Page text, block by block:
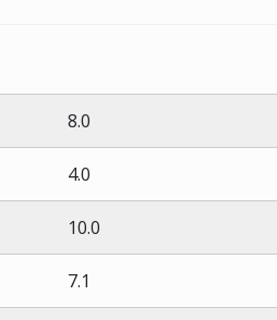
8.0
4.0
10.0
7.1